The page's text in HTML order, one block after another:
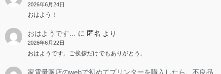
2026年6月24日
おはよう！
おはようです… に 匿名 より
2026年6月22日
おはようです。ご挨拶だけでもありがとう。
家電量販店のwebで初めてプリンターを購入したら、不良品